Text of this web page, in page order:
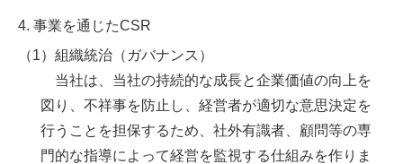
4. 事業を通じたCSR
（1）組織統治（ガバナンス）
当社は、当社の持続的な成長と企業価値の向上を
図り、不祥事を防止し、経営者が適切な意思決定を
行うことを担保するため、社外有識者、顧問等の専
門的な指導によって経営を監視する仕組みを作りま